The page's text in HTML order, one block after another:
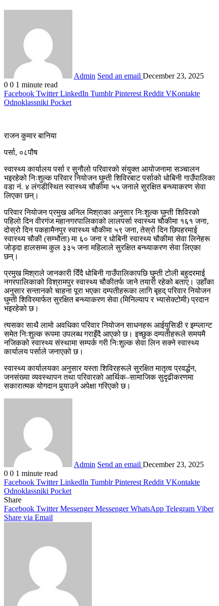
Admin Send an email December 23, 2025
0 0 1 minute read
Facebook Twitter LinkedIn Tumblr Pinterest Reddit VKontakte
Odnoklassniki Pocket
राजन कुमार बानिया
पर्सा, ०८पौष
स्वास्थ्य कार्यालय पर्सा र सुनौलो परिवारको संयुक्त आयोजनामा सञ्चालन
भइरहेको निःशुल्क परिवार नियोजन घुम्ती शिविरबाट पर्साको धोबिनी गाउँपालिका
वडा नं. ४ लंगडीस्थित स्वास्थ्य चौकीमा ५५ जनाले सुरक्षित बन्ध्याकरण सेवा
लिएका छन्।
परिवार नियोजन प्रमुख अनिल मिश्राका अनुसार निःशुल्क घुम्ती शिविरको
पहिलो दिन वीरगंज महानगरपालिकाको लालपर्सा स्वास्थ्य चौकीमा १६१ जना,
दोस्रो दिन पकहामैनपुर स्वास्थ्य चौकीमा ५९ जना, तेस्रो दिन छिपहरमाई
स्वास्थ्य चौकी (सम्भौता) मा ६० जना र धोबिनी स्वास्थ्य चौकीमा सेवा लिनेहरू
जोड्दा हालसम्म कुल ३३५ जना महिलाले सुरक्षित बन्ध्याकरण सेवा लिएका
छन्।
प्रमुख मिश्राले जानकारी दिँदै धोबिनी गाउँपालिकापछि घुम्ती टोली बहुदरमाई
नगरपालिकाको विश्रामपुर स्वास्थ्य चौकीतर्फ जाने तयारी रहेको बताए। उहाँका
अनुसार सन्तानको चाहना पूरा भएका दम्पतीहरूका लागि बृहद् परिवार नियोजन
घुम्ती शिविरमार्फत सुरक्षित बन्ध्याकरण सेवा (मिनिल्याप र भ्यासेक्टोमी) प्रदान
भइरहेको छ।
त्यसका साथै लामो अवधिका परिवार नियोजन साधनहरू आईयुसिडी र इम्प्लान्ट
समेत निःशुल्क रूपमा उपलब्ध गराइँदै आएको छ। इच्छुक दम्पतीहरूले समयमै
नजिकको स्वास्थ्य संस्थामा सम्पर्क गरी निःशुल्क सेवा लिन सक्ने स्वास्थ्य
कार्यालय पर्साले जनाएको छ।
स्वास्थ्य कार्यालयका अनुसार यस्ता शिविरहरूले सुरक्षित मातृत्व प्रवर्द्धन,
जनसंख्या व्यवस्थापन तथा परिवारको आर्थिक–सामाजिक सुदृढीकरणमा
सकारात्मक योगदान पुर्‍याउने अपेक्षा गरिएको छ।
Admin Send an email December 23, 2025
0 0 1 minute read
Facebook Twitter LinkedIn Tumblr Pinterest Reddit VKontakte
Odnoklassniki Pocket
Share
Facebook Twitter Messenger Messenger WhatsApp Telegram Viber
Share via Email